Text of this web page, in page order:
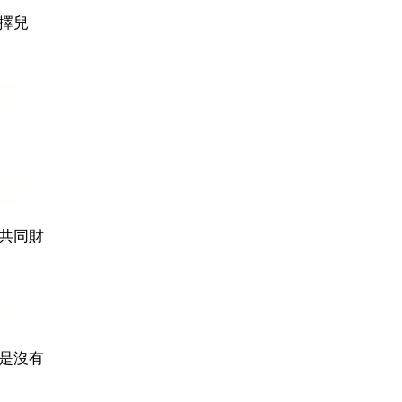
兒
同財
沒有